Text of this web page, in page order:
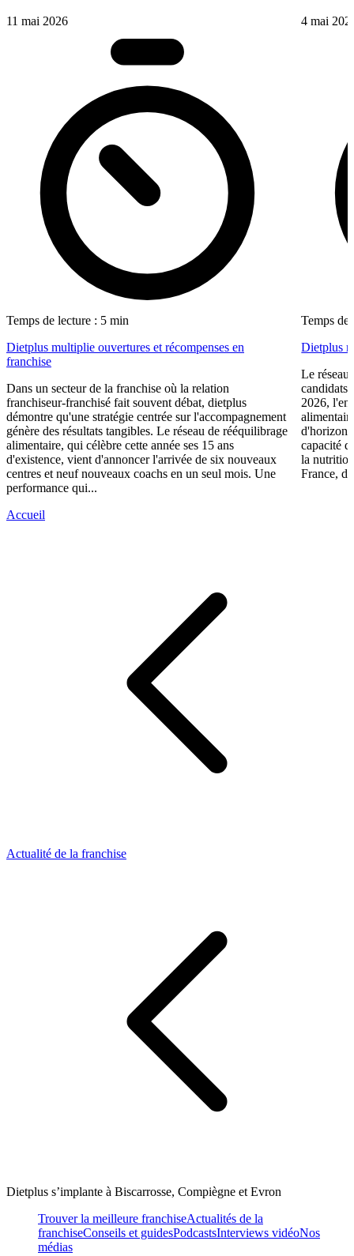
11 mai 2026
Temps de lecture : 5 min
Dietplus multiplie ouvertures et récompenses en
franchise
Dans un secteur de la franchise où la relation
franchiseur-franchisé fait souvent débat, dietplus
démontre qu'une stratégie centrée sur l'accompagnement
génère des résultats tangibles. Le réseau de rééquilibrage
alimentaire, qui célèbre cette année ses 15 ans
d'existence, vient d'annoncer l'arrivée de six nouveaux
centres et neuf nouveaux coachs en un seul mois. Une
performance qui...
4 mai
Temps de
Dietplus
Le réseau
candidats
2026,
capacité
la
France,
Accueil
Actualité de la franchise
Dietplus s’implante à Biscarrosse, Compiègne et Evron
Trouver la meilleure franchiseActualités de la
franchiseConseils et guidesPodcastsInterviews vidéoNos
médias